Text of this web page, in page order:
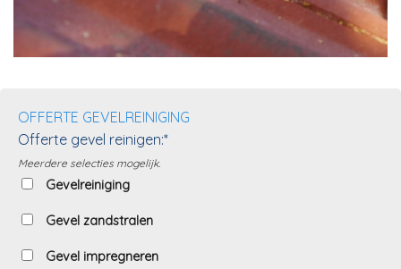
OFFERTE GEVELREINIGING
Offerte gevel reinigen:*
Meerdere selecties mogelijk.
Gevelreiniging
Gevel zandstralen
Gevel impregneren